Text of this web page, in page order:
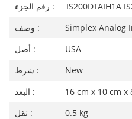
رقم الجزء :
IS200DTAIH1A
وصف :
Simplex Analog
أصل :
USA
شرط :
New
البعد :
16 cm x 10 cm x
ثقل :
0.5 kg